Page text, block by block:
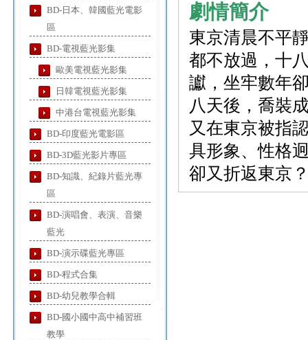
BD-日本、韓國藍光電影
區
BD-電視藍光影集
歐美電視藍光影集
日韓電視藍光影集
中港台電視藍光影集
BD-印度藍光電影區
BD-3D藍光影片專區
BD-知識、紀錄片藍光專
區
BD-演唱會、表演、音樂
藍光
BD-演示碟藍光專區
BD-程式合集
BD-幼兒教學合輯
BD-國小國中高中補習班
教學
劇情簡介
東京清晨不平
都不放過，十
讞，坐牢數年
八天後，喬裝
又在東京被指
具形象、性格
卻又折返東京